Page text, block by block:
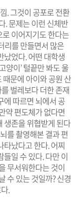
. 그것이 공포로 전환
. 문제는 이런 신체반
이어지기도 한다는
리를 만들면서 많은
났었다. 어떤 대학생
양이’ 털끝만 봐도 울
때문에 아이와 공원 산
벌레보다 더한 존재
에 따르면 뇌에서 공
약 편도체가 없다면
생존을 위협받게 된다
를 촬영해본 결과 편
타났다고 한다. 어찌
일 수 있다. 다만 이
무서워한다는 것이
수 있는 것일까? 신경
.